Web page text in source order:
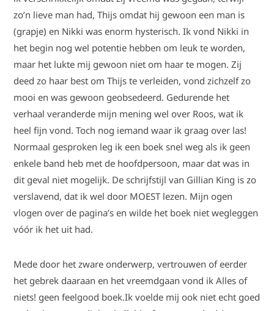
zo’n lieve man had, Thijs omdat hij gewoon een man is
(grapje) en Nikki was enorm hysterisch. Ik vond Nikki in
het begin nog wel potentie hebben om leuk te worden,
maar het lukte mij gewoon niet om haar te mogen. Zij
deed zo haar best om Thijs te verleiden, vond zichzelf zo
mooi en was gewoon geobsedeerd. Gedurende het
verhaal veranderde mijn mening wel over Roos, wat ik
heel fijn vond. Toch nog iemand waar ik graag over las!
Normaal gesproken leg ik een boek snel weg als ik geen
enkele band heb met de hoofdpersoon, maar dat was in
dit geval niet mogelijk. De schrijfstijl van Gillian King is zo
verslavend, dat ik wel door MOEST lezen. Mijn ogen
vlogen over de pagina’s en wilde het boek niet wegleggen
vóór ik het uit had.
Mede door het zware onderwerp, vertrouwen of eerder
het gebrek daaraan en het vreemdgaan vond ik Alles of
niets! geen feelgood boek.Ik voelde mij ook niet echt goed